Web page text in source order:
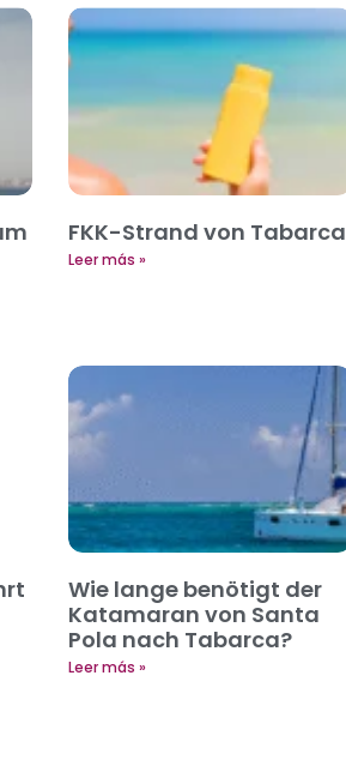
FKK-Strand von Tabarca
Leer más »
Wie lange benötigt der
Katamaran von Santa
Pola nach Tabarca?
Leer más »